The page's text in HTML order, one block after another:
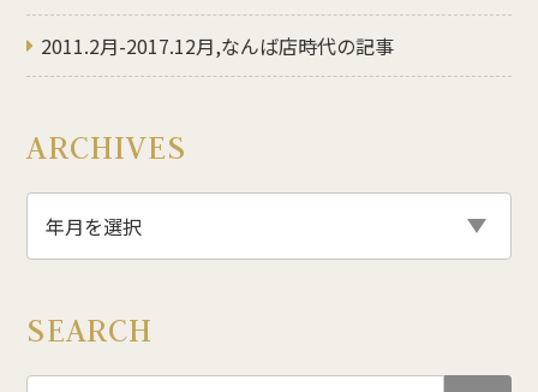
2011.2月-2017.12月,なんば店時代の記事
ARCHIVES
SEARCH